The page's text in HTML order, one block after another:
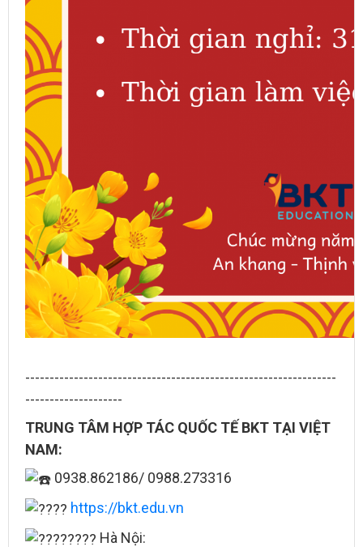
----------------------------------------------------------------
--------------------
TRUNG TÂM HỢP TÁC QUỐC TẾ BKT TẠI VIỆT
NAM:
0938.862186/ 0988.273316
https://bkt.edu.vn
Hà Nội: